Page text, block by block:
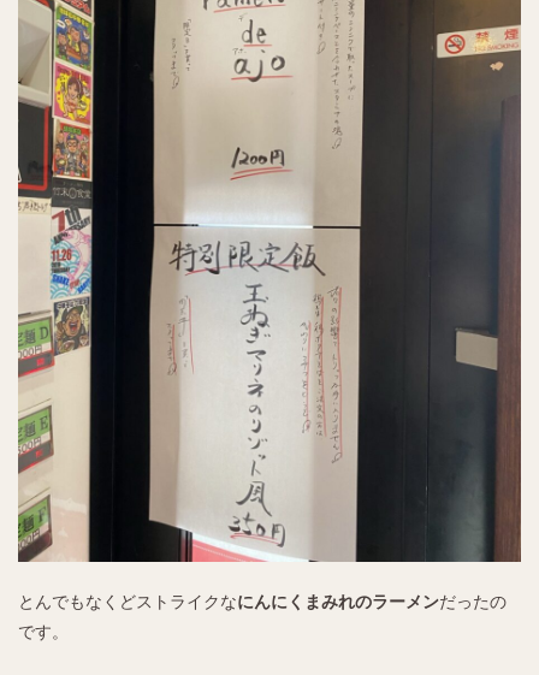
とんでもなくどストライクなにんにくまみれのラーメンだったの
です。